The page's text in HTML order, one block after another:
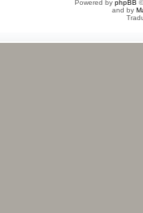
Powered by phpBB
and by